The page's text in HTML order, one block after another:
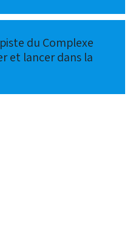
du Complexe
et lancer dans la